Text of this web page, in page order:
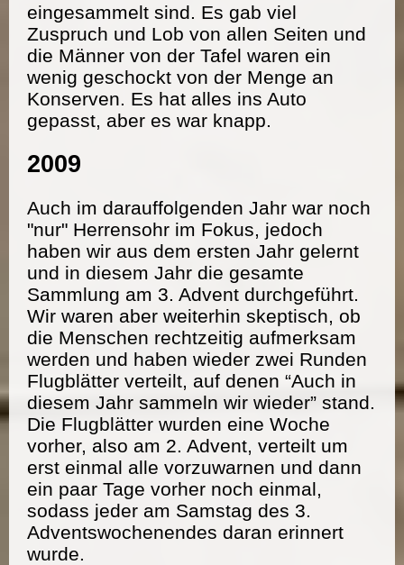
eingesammelt sind. Es gab viel
Zuspruch und Lob von allen Seiten und
die Männer von der Tafel waren ein
wenig geschockt von der Menge an
Konserven. Es hat alles ins Auto
gepasst, aber es war knapp.
2009
Auch im darauffolgenden Jahr war noch
"nur" Herrensohr im Fokus, jedoch
haben wir aus dem ersten Jahr gelernt
und in diesem Jahr die gesamte
Sammlung am 3. Advent durchgeführt.
Wir waren aber weiterhin skeptisch, ob
die Menschen rechtzeitig aufmerksam
werden und haben wieder zwei Runden
Flugblätter verteilt, auf denen “Auch in
diesem Jahr sammeln wir wieder” stand.
Die Flugblätter wurden eine Woche
vorher, also am 2. Advent, verteilt um
erst einmal alle vorzuwarnen und dann
ein paar Tage vorher noch einmal,
sodass jeder am Samstag des 3.
Adventswochenendes daran erinnert
wurde.